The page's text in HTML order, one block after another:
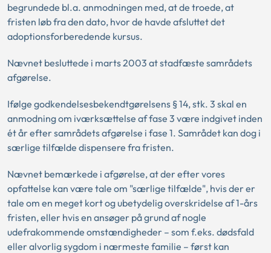
begrundede bl.a. anmodningen med, at de troede, at
fristen løb fra den dato, hvor de havde afsluttet det
adoptionsforberedende kursus.
Nævnet besluttede i marts 2003 at stadfæste samrådets
afgørelse.
Ifølge godkendelsesbekendtgørelsens § 14, stk. 3 skal en
anmodning om iværksættelse af fase 3 være indgivet inden
ét år efter samrådets afgørelse i fase 1. Samrådet kan dog i
særlige tilfælde dispensere fra fristen.
Nævnet bemærkede i afgørelse, at der efter vores
opfattelse kan være tale om "særlige tilfælde", hvis der er
tale om en meget kort og ubetydelig overskridelse af 1-års
fristen, eller hvis en ansøger på grund af nogle
udefrakommende omstændigheder – som f.eks. dødsfald
eller alvorlig sygdom i nærmeste familie – først kan